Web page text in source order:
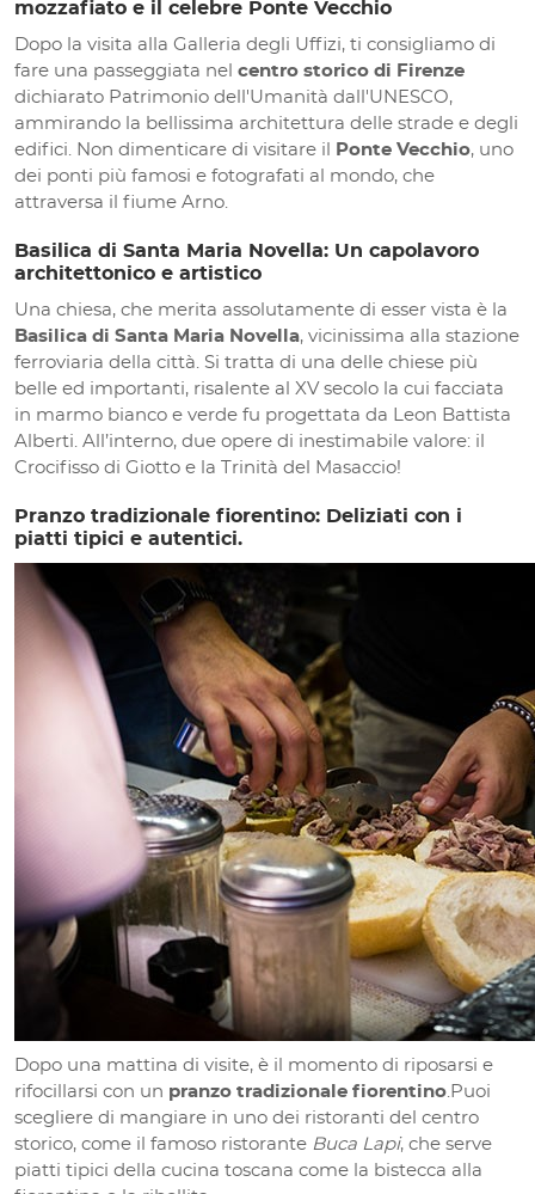
mozzafiato e il celebre Ponte Vecchio
Dopo la visita alla Galleria degli Uffizi, ti consigliamo di
fare una passeggiata nel centro storico di Firenze
dichiarato Patrimonio dell'Umanità dall'UNESCO,
ammirando la bellissima architettura delle strade e degli
edifici. Non dimenticare di visitare il
Ponte Vecchio, uno
dei ponti più famosi e fotografati al mondo, che
attraversa il fiume Arno.
Basilica di Santa Maria Novella: Un capolavoro
architettonico e artistico
Una chiesa, che merita assolutamente di esser vista è la
Basilica di Santa Maria Novella, vicinissima alla stazione
ferroviaria della città. Si tratta di una delle chiese più
belle ed importanti, risalente al XV secolo la cui facciata
in marmo bianco e verde fu progettata da Leon Battista
Alberti. All’interno, due opere di inestimabile valore: il
Crocifisso di Giotto e la Trinità del Masaccio!
Pranzo tradizionale fiorentino: Deliziati con i
piatti tipici e autentici.
Dopo una mattina di visite, è il momento di riposarsi e
rifocillarsi con un pranzo tradizionale fiorentino.Puoi
scegliere di mangiare in uno dei ristoranti del centro
storico, come il famoso ristorante Buca Lapi, che serve
piatti tipici della cucina toscana come la bistecca alla